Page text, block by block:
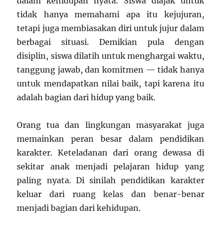
tidak hanya memahami apa itu kejujuran,
tetapi juga membiasakan diri untuk jujur dalam
berbagai situasi. Demikian pula dengan
disiplin, siswa dilatih untuk menghargai waktu,
tanggung jawab, dan komitmen — tidak hanya
untuk mendapatkan nilai baik, tapi karena itu
adalah bagian dari hidup yang baik.
Orang tua dan lingkungan masyarakat juga
memainkan peran besar dalam pendidikan
karakter. Keteladanan dari orang dewasa di
sekitar anak menjadi pelajaran hidup yang
paling nyata. Di sinilah pendidikan karakter
keluar dari ruang kelas dan benar-benar
menjadi bagian dari kehidupan.